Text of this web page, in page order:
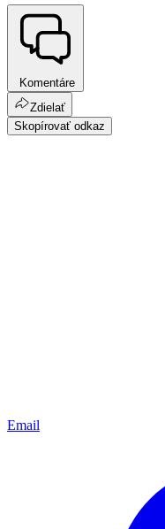
Komentáre
Zdielať
Skopírovať odkaz
Email